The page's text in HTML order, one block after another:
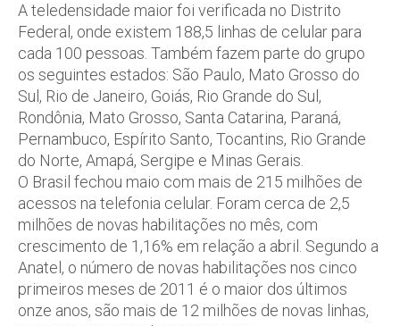
A teledensidade maior foi verificada no Distrito
Federal, onde existem 188,5 linhas de celular para
cada 100 pessoas. Também fazem parte do grupo
os seguintes estados: São Paulo, Mato Grosso do
Sul, Rio de Janeiro, Goiás, Rio Grande do Sul,
Rondônia, Mato Grosso, Santa Catarina, Paraná,
Pernambuco, Espírito Santo, Tocantins, Rio Grande
do Norte, Amapá, Sergipe e Minas Gerais.
O Brasil fechou maio com mais de 215 milhões de
acessos na telefonia celular. Foram cerca de 2,5
milhões de novas habilitações no mês, com
crescimento de 1,16% em relação a abril. Segundo a
Anatel, o número de novas habilitações nos cinco
primeiros meses de 2011 é o maior dos últimos
onze anos, são mais de 12 milhões de novas linhas,